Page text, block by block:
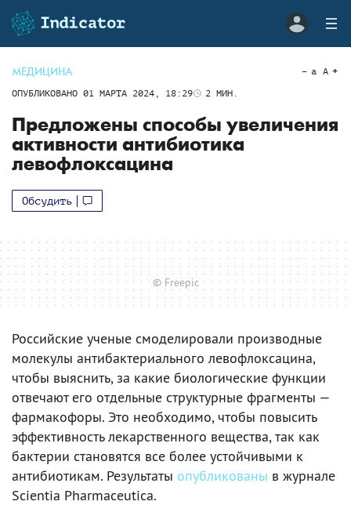
МЕДИЦИНА
ОПУБЛИКОВАНО 01 МАРТА 2024, 18:29 2 МИН.
a A
Предложены способы увеличения
активности антибиотика
левофлоксацина
Обсудить
© Freepic
Российские ученые смоделировали производные
молекулы антибактериального левофлоксацина,
чтобы выяснить, за какие биологические функции
отвечают его отдельные структурные фрагменты —
фармакофоры. Это необходимо, чтобы повысить
эффективность лекарственного вещества, так как
бактерии становятся все более устойчивыми к
антибиотикам. Результаты опубликованы в журнале
Scientia Pharmaceutica.